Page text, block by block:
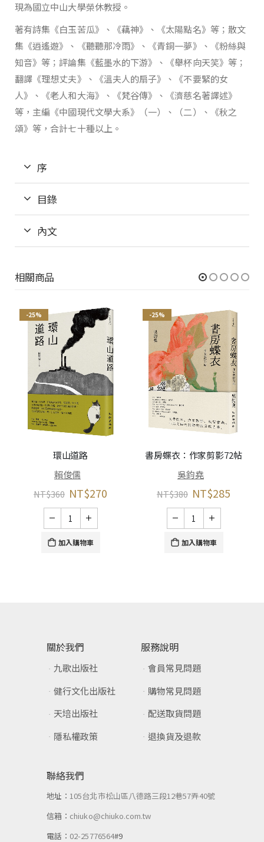
現為國立中山大學榮休教授。
著有詩集《白玉苦瓜》、《藕神》、《太陽點名》等；散文
集《逍遙遊》、《聽聽那冷雨》、《青銅一夢》、《粉絲與
知音》等；評論集《藍墨水的下游》、《舉杯向天笑》等；
翻譯《理想丈夫》、《溫夫人的扇子》、《不要緊的女
人》、《老人和大海》、《梵谷傳》、《濟慈名著譯述》
等，主編《中國現代文學大系》（一）、（二）、《秋之
頌》等，合計七十種以上。
序
目錄
內文
相關商品
-25%
環山道路
賴俊儒
NT$360 NT$270
加入購物車
-25%
書房蝶衣：作家剪影72帖
吳鈞堯
NT$380 NT$285
加入購物車
關於我們
九歌出版社
健行文化出版社
天培出版社
隱私權政策
服務說明
會員常見問題
購物常見問題
配送取貨問題
退換貨及退款
聯絡我們
地址：105台北市松山區八德路三段12巷57弄40號
信箱： chiuko@chiuko.com.tw
電話： 02-25776564#9